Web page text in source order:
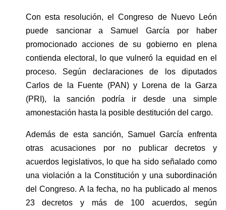
Con esta resolución, el Congreso de Nuevo León
puede sancionar a Samuel García por haber
promocionado acciones de su gobierno en plena
contienda electoral, lo que vulneró la equidad en el
proceso. Según declaraciones de los diputados
Carlos de la Fuente (PAN) y Lorena de la Garza
(PRI), la sanción podría ir desde una simple
amonestación hasta la posible destitución del cargo.
Además de esta sanción, Samuel García enfrenta
otras acusaciones por no publicar decretos y
acuerdos legislativos, lo que ha sido señalado como
una violación a la Constitución y una subordinación
del Congreso. A la fecha, no ha publicado al menos
23 decretos y más de 100 acuerdos, según